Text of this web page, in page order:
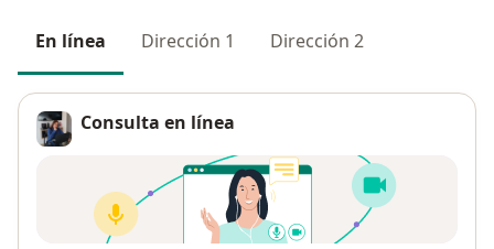
En línea Dirección 1 Dirección 2
Consulta en línea